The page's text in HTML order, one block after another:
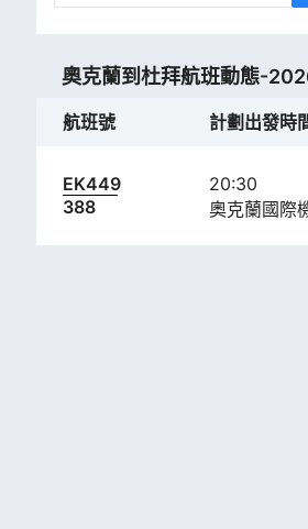
奧克蘭到杜拜航班動態-
航班號 計劃出發時
EK449
388
20:30
奧克蘭國際